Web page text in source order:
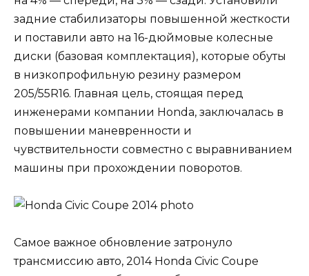
задние стабилизаторы повышенной жесткости
и поставили авто на 16-дюймовые колесные
диски (базовая комплектация), которые обуты
в низкопрофильную резину размером
205/55R16. Главная цель, стоящая перед
инженерами компании Honda, заключалась в
повышении маневренности и
чувствительности совместно с выравниванием
машины при прохождении поворотов.
Самое важное обновление затронуло
трансмиссию авто, 2014 Honda Civic Coupe